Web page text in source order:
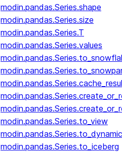
modin.pandas.Series.shape
modin.pandas.Series.size
modin.pandas.Series.T
modin.pandas.Series.values
modin.pandas.Series.to_view
modin.pandas.Series.to_iceberg